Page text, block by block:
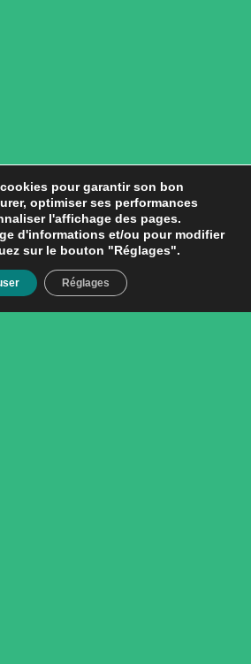
pour garantir son bon
optimiser ses performances
l'affichage des pages.
d'informations et/ou pour modifier
sur le bouton "Réglages".
Réglages